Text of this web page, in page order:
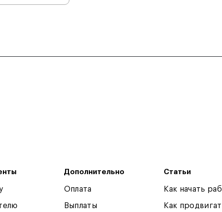
Дополнительно
Оплата
Выплаты
Статьи
Как начать
Как